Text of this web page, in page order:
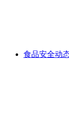
食品安全动